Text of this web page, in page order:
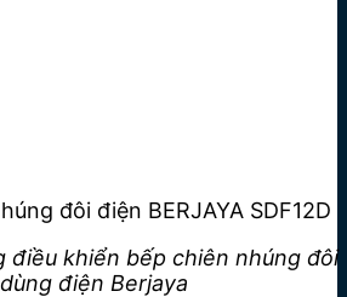
đôi điện BERJAYA SDF12D
điều khiển bếp chiên nhúng đôi
dùng điện Berjaya